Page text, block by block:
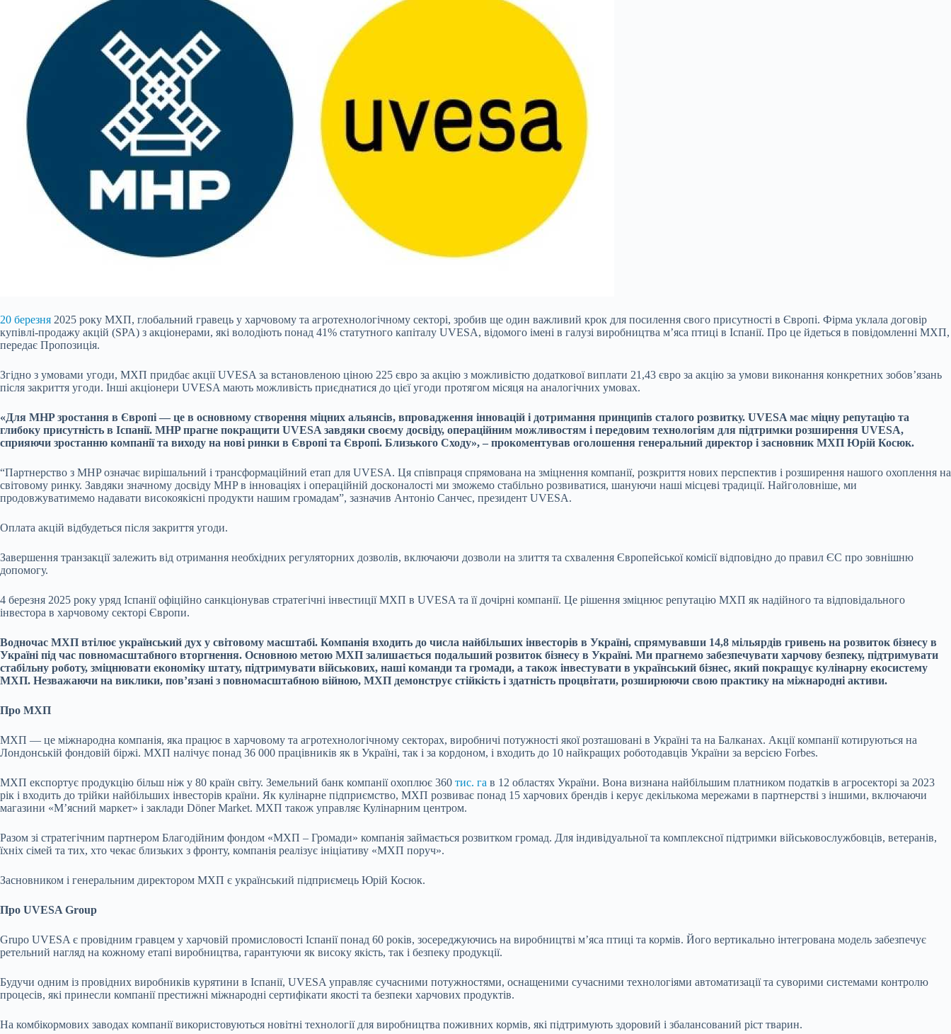
20 березня 2025 року МХП, глобальний гравець у харчовому та агротехнологічному секторі, зробив ще один важливий крок для посилення свого присутності в Європі. Фірма уклала договір
купівлі-продажу акцій (SPA) з акціонерами, які володіють понад 41% статутного капіталу UVESA, відомого імені в галузі виробництва м’яса птиці в Іспанії. Про це йдеться в повідомленні МХП,
передає Пропозиція.
Згідно з умовами угоди, МХП придбає акції UVESA за встановленою ціною 225 євро за акцію з можливістю додатковоївиплати 21,43 євро за акцію за умови виконання конкретних зобов’язань
після закриття угоди. Інші акціонери UVESA мають можливість приєднатися до цієї угоди протягом місяця на аналогічних умовах.
«Для MHP зростання в Європі — це в основному створення міцних альянсів, впровадження інновацій і дотримання принципів сталого розвитку. UVESA має міцну репутацію та
глибоку присутність в Іспанії. MHP прагне покращити UVESA завдяки своєму досвіду, операційним можливостям і передовим технологіям для підтримки розширення UVESA,
сприяючи зростанню компанії та виходу на нові ринки в Європі та Європі. Близького Сходу», – прокоментував оголошення генеральний директор і засновник МХП Юрій Косюк.
“Партнерство з MHP означає вирішальний і трансформаційний етап для UVESA. Ця співпраця спрямована на зміцнення компанії, розкриття нових перспектив і розширення нашого охоплення на
світовому ринку. Завдяки значному досвіду MHP в інноваціях і операційній досконалості ми зможемо стабільно розвиватися, шануючи наші місцеві традиції. Найголовніше, ми
продовжуватимемо надавати високоякісні продукти нашим громадам”, зазначив Антоніо Санчес, президент UVESA.
Оплата акцій відбудеться після закриття угоди.
Завершення транзакції залежить від отримання необхідних регуляторних дозволів, включаючи дозволи на злиття та схвалення Європейської комісії відповідно до правил ЄС про зовнішню
допомогу.
4 березня 2025 року уряд Іспанії офіційно санкціонував стратегічні інвестиції МХП в UVESA та її дочірні компанії. Це рішення зміцнює репутацію МХП як надійного та відповідального
інвестора в харчовому секторі Європи.
Водночас МХП втілює український дух у світовому масштабі. Компанія входить до числа найбільших інвесторів в Україні, спрямувавши 14,8 мільярдів гривень на розвиток бізнесу в
Україні під час повномасштабного вторгнення. Основною метою МХП залишається подальший розвиток бізнесу в Україні. Ми прагнемо забезпечувати харчову безпеку, підтримувати
стабільну роботу, зміцнювати економіку штату, підтримувати військових, наші команди та громади, а також інвестувати в український бізнес, який покращує кулінарну екосистему
МХП. Незважаючи на виклики, пов’язані з повномасштабною війною, МХП демонструє стійкість і здатність процвітати, розширюючи свою практику на міжнародні активи.
Про МХП
МХП — це міжнародна компанія, яка працює в харчовому та агротехнологічному секторах, виробничі потужності якої розташовані в Україні та на Балканах. Акції компанії котируються на
Лондонській фондовій біржі. МХП налічує понад 36 000 працівників як в Україні, так і за кордоном, і входить до 10 найкращих роботодавців України за версією Forbes.
МХП експортує продукцію більш ніж у 80 країн світу. Земельний банк компанії охоплює 360 тис. га в 12 областях України. Вона визнана найбільшим платником податків в агросекторі за 2023
рік і входить до трійки найбільших інвесторів країни. Як кулінарне підприємство, МХП розвиває понад 15 харчових брендів і керує декількома мережами в партнерстві з іншими, включаючи
магазини «М’ясний маркет» і заклади Döner Market. МХП також управляє Кулінарним центром.
Разом зі стратегічним партнером Благодійним фондом «МХП – Громади» компанія займається розвитком громад. Для індивідуальної та комплексної підтримки військовослужбовців, ветеранів,
їхніх сімей та тих, хто чекає близьких з фронту, компанія реалізує ініціативу «МХП поруч».
Засновником і генеральним директором МХП є український підприємець Юрій Косюк.
Про UVESA Group
Grupo UVESA є провідним гравцем у харчовій промисловості Іспанії понад 60 років, зосереджуючись на виробництві м’яса птиці та кормів. Його вертикально інтегрована модель забезпечує
ретельний нагляд на кожному етапі виробництва, гарантуючи як високу якість, так і безпеку продукції.
Будучи одним із провідних виробників курятини в Іспанії, UVESA управляє сучасними потужностями, оснащеними сучасними технологіями автоматизації та суворими системами контролю
процесів, які принесли компанії престижні міжнародні сертифікати якості та безпеки харчових продуктів.
На комбікормових заводах компанії використовуються новітні технології для виробництва поживних кормів, які підтримують здоровий і збалансований ріст тварин.